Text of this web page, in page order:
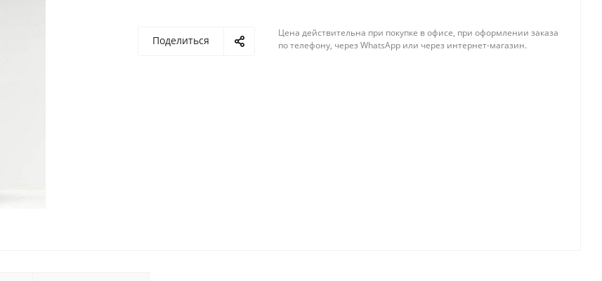
Поделиться
Цена действительна при покупке в офисе, при оформлении заказа
по телефону, через WhatsApp или через интернет-магазин.